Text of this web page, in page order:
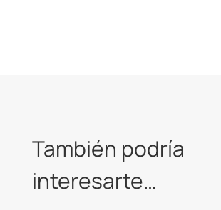
También podría
interesarte…